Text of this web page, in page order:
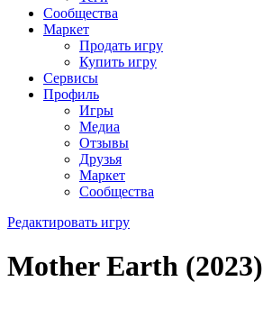
Сообщества
Маркет
Продать игру
Купить игру
Сервисы
Профиль
Игры
Медиа
Отзывы
Друзья
Маркет
Сообщества
Редактировать игру
Mother Earth (2023)